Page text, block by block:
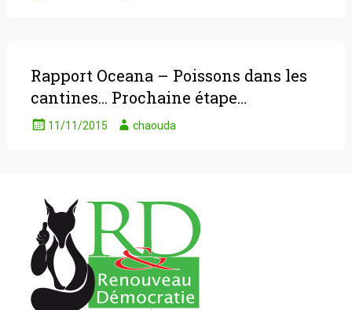
Rapport Oceana – Poissons dans les
cantines… Prochaine étape…
11/11/2015 chaouda